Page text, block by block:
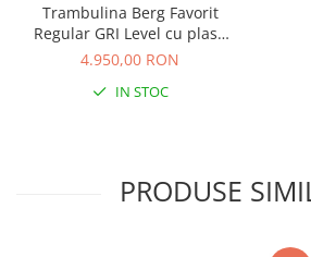
Trambulina Berg Favorit
Regular GRI Level cu plasa
Comfort 430
4.950,00 RON
IN STOC
PRODUSE